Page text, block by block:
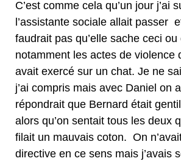
C’est comme cela qu’un jour j’ai
l’assistante sociale allait passer
faudrait pas qu’elle sache ceci ou
notamment les actes de violence
avait exercé sur un chat. Je ne
j’ai compris mais avec Daniel on
répondrait que Bernard était
alors qu’on sentait tous les deux
filait un mauvais coton. On
directive en ce sens mais j’avais